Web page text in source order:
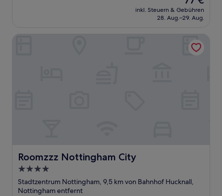
Bewertungen)
Preis
beträgt
inkl. Steuern & Gebühren
28. Aug.–29. Aug.
Roomzzz Nottingham City
Roomzzz Nottingham City
4.0-
Sterne-
Unterkunft
Stadtzentrum Nottingham, 9,5 km von Bahnhof Hucknall,
Nottingham entfernt